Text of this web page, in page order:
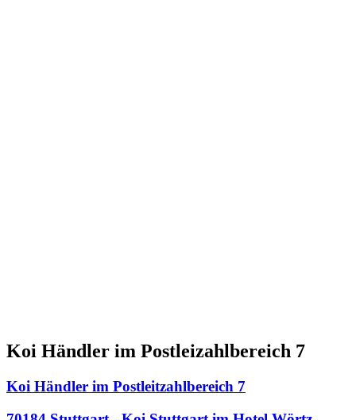
Koi Händler im Postleizahlbereich 7
Koi Händler im Postleitzahlbereich 7